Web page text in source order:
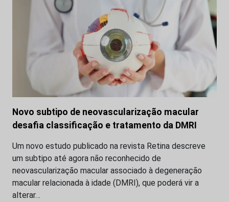
Novo subtipo de neovascularização macular
desafia classificação e tratamento da DMRI
Um novo estudo publicado na revista Retina descreve
um subtipo até agora não reconhecido de
neovascularização macular associado à degeneração
macular relacionada à idade (DMRI), que poderá vir a
alterar…